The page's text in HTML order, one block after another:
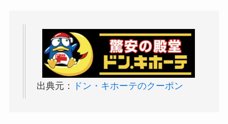
出典元： ドン・キホーテのクーポン